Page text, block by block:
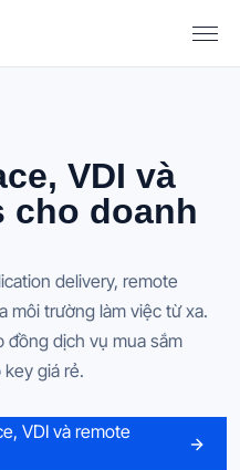
VDI và
cho doanh
delivery, remote
môi trường làm việc từ xa.
dịch vụ mua sắm
giá rẻ.
VDI và remote